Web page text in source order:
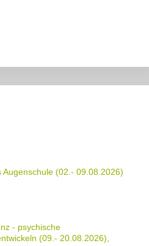
Augenschule (02.- 09.08.2026)
- psychische
(09.- 20.08.2026),